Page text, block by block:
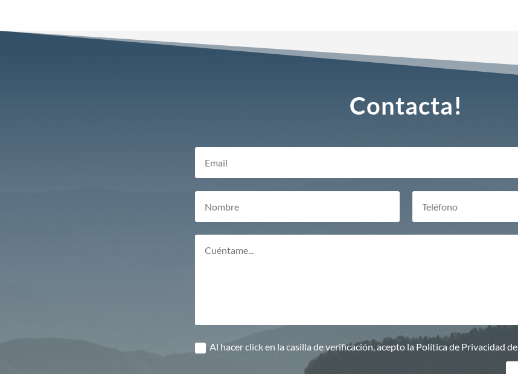
Contacta!
Al hacer click en la casilla de verificación, acepto la Política de Privacidad